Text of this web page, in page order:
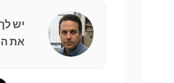
יש
את